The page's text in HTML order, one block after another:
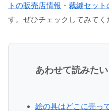
トの販売店情報 ・ 裁縫セット
す。ぜひチェックしてみてく
あわせて読みたい
絵の具はどこに売っ